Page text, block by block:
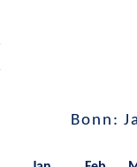
Bonn: